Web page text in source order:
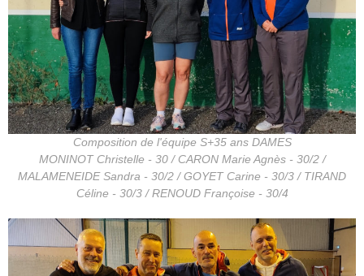
Composition de l'équipe S+35 ans DAMES
MONINOT Christelle - 30 / CARON Marie Agnès - 30/2 /
MALAMENEIDE Sandra - 30/2 / GOYET Carine - 30/3 / TIRAND
Céline - 30/3 / RENOUD Françoise - 30/4